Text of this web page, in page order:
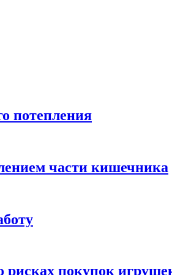
потепления
части кишечника
рисках покупок